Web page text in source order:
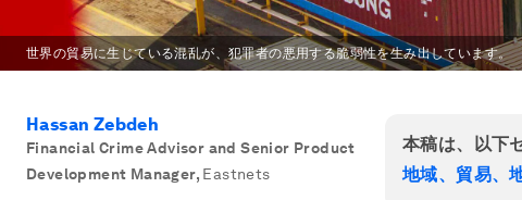
世界の貿易に生じている混乱が、犯罪者の悪用する脆弱性を生み出しています。
Hassan Zebdeh
Financial Crime Advisor and Senior Product
Development Manager, Eastnets
本稿は、以下
地域、貿易、